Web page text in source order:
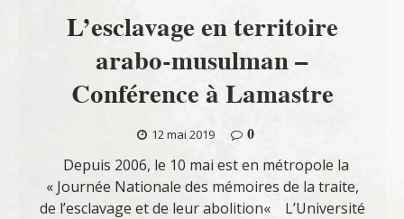
L’esclavage en territoire
arabo-musulman –
Conférence à Lamastre
12 mai 2019
0
Depuis 2006, le 10 mai est en métropole la
« Journée Nationale des mémoires de la traite,
de l’esclavage et de leur abolition« L’Université